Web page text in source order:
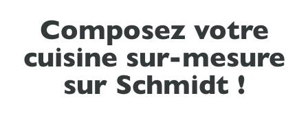
Composez votre
cuisine sur-mesure
sur Schmidt !